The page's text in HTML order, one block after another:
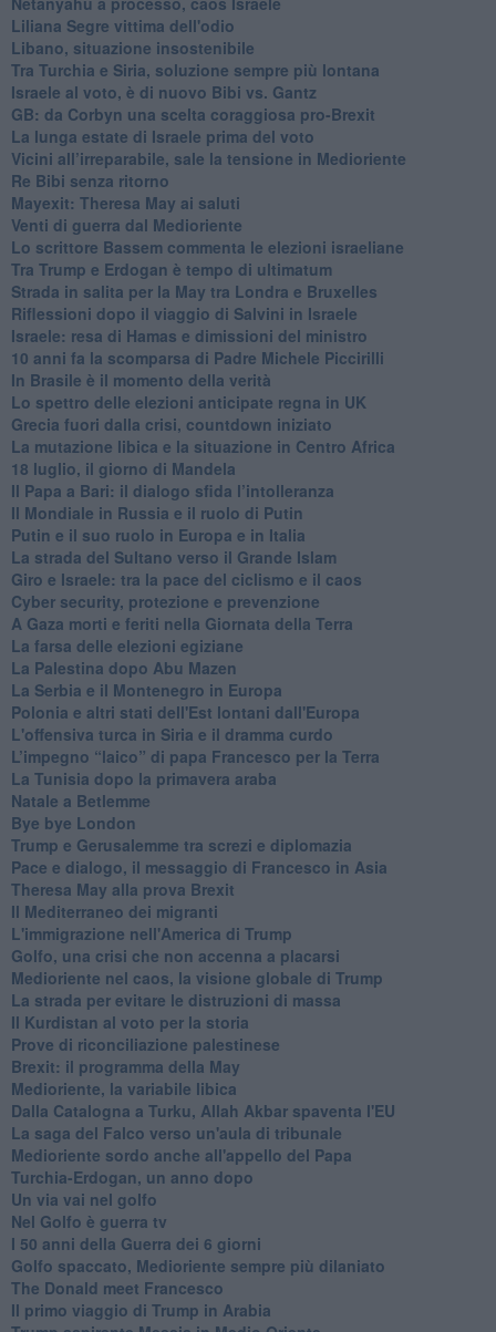
Liliana Segre vittima dell'odio
Libano, situazione insostenibile
Tra Turchia e Siria, soluzione sempre più lontana
Israele al voto, è di nuovo Bibi vs. Gantz
GB: da Corbyn una scelta coraggiosa pro-Brexit
La lunga estate di Israele prima del voto
Vicini all’irreparabile, sale la tensione in Medioriente
Re Bibi senza ritorno
Mayexit: Theresa May ai saluti
Venti di guerra dal Medioriente
Lo scrittore Bassem commenta le elezioni israeliane
Tra Trump e Erdogan è tempo di ultimatum
Strada in salita per la May tra Londra e Bruxelles
Riflessioni dopo il viaggio di Salvini in Israele
Israele: resa di Hamas e dimissioni del ministro
10 anni fa la scomparsa di Padre Michele Piccirilli
In Brasile è il momento della verità
Lo spettro delle elezioni anticipate regna in UK
Grecia fuori dalla crisi, countdown iniziato
La mutazione libica e la situazione in Centro Africa
18 luglio, il giorno di Mandela
Il Papa a Bari: il dialogo sfida l’intolleranza
Il Mondiale in Russia e il ruolo di Putin
Putin e il suo ruolo in Europa e in Italia
La strada del Sultano verso il Grande Islam
Giro e Israele: tra la pace del ciclismo e il caos
Cyber security, protezione e prevenzione
A Gaza morti e feriti nella Giornata della Terra
La farsa delle elezioni egiziane
La Palestina dopo Abu Mazen
La Serbia e il Montenegro in Europa
Polonia e altri stati dell'Est lontani dall'Europa
L'offensiva turca in Siria e il dramma curdo
L’impegno “laico” di papa Francesco per la Terra
La Tunisia dopo la primavera araba
Natale a Betlemme
Bye bye London
Trump e Gerusalemme tra screzi e diplomazia
Pace e dialogo, il messaggio di Francesco in Asia
Theresa May alla prova Brexit
Il Mediterraneo dei migranti
L'immigrazione nell'America di Trump
Golfo, una crisi che non accenna a placarsi
Medioriente nel caos, la visione globale di Trump
La strada per evitare le distruzioni di massa
Il Kurdistan al voto per la storia
Prove di riconciliazione palestinese
Brexit: il programma della May
Medioriente, la variabile libica
Dalla Catalogna a Turku, Allah Akbar spaventa l'EU
La saga del Falco verso un'aula di tribunale
Medioriente sordo anche all'appello del Papa
Turchia-Erdogan, un anno dopo
Un via vai nel golfo
Nel Golfo è guerra tv
I 50 anni della Guerra dei 6 giorni
Golfo spaccato, Medioriente sempre più dilaniato
The Donald meet Francesco
Il primo viaggio di Trump in Arabia